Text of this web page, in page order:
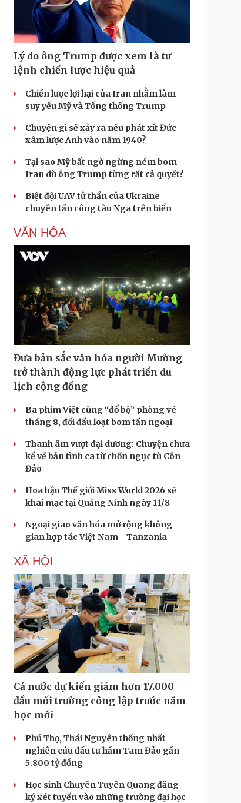
Lý do ông Trump được xem là tư
lệnh chiến lược hiệu quả
Chiến lược lợi hại của Iran nhằm làm
suy yếu Mỹ và Tổng thống Trump
Chuyện gì sẽ xảy ra nếu phát xít Đức
xâm lược Anh vào năm 1940?
Tại sao Mỹ bất ngờ ngừng ném bom
Iran dù ông Trump từng rất cả quyết?
Biệt đội UAV tử thần của Ukraine
chuyên tấn công tàu Nga trên biển
VĂN HÓA
Đưa bản sắc văn hóa người Mường
trở thành động lực phát triển du
lịch cộng đồng
Ba phim Việt cùng “đổ bộ” phòng vé
tháng 8, đối đầu loạt bom tấn ngoại
Thanh âm vượt đại dương: Chuyện chưa
kể về bản tình ca từ chốn ngục tù Côn
Đảo
Hoa hậu Thế giới Miss World 2026 sẽ
khai mạc tại Quảng Ninh ngày 11/8
Ngoại giao văn hóa mở rộng không
gian hợp tác Việt Nam - Tanzania
XÃ HỘI
Cả nước dự kiến giảm hơn 17.000
đầu mối trường công lập trước năm
học mới
Phú Thọ, Thái Nguyên thống nhất
nghiên cứu đầu tư hầm Tam Đảo gần
5.800 tỷ đồng
Học sinh Chuyên Tuyên Quang đăng
ký xét tuyển vào những trường đại học